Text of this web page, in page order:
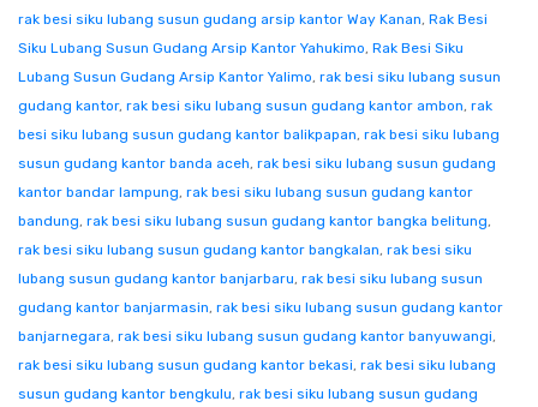
rak besi siku lubang susun gudang arsip kantor Way Kanan, Rak Besi
Siku Lubang Susun Gudang Arsip Kantor Yahukimo, Rak Besi Siku
Lubang Susun Gudang Arsip Kantor Yalimo, rak besi siku lubang susun
gudang kantor, rak besi siku lubang susun gudang kantor ambon, rak
besi siku lubang susun gudang kantor balikpapan, rak besi siku lubang
susun gudang kantor banda aceh, rak besi siku lubang susun gudang
kantor bandar lampung, rak besi siku lubang susun gudang kantor
bandung, rak besi siku lubang susun gudang kantor bangka belitung,
rak besi siku lubang susun gudang kantor bangkalan, rak besi siku
lubang susun gudang kantor banjarbaru, rak besi siku lubang susun
gudang kantor banjarmasin, rak besi siku lubang susun gudang kantor
banjarnegara, rak besi siku lubang susun gudang kantor banyuwangi,
rak besi siku lubang susun gudang kantor bekasi, rak besi siku lubang
susun gudang kantor bengkulu, rak besi siku lubang susun gudang